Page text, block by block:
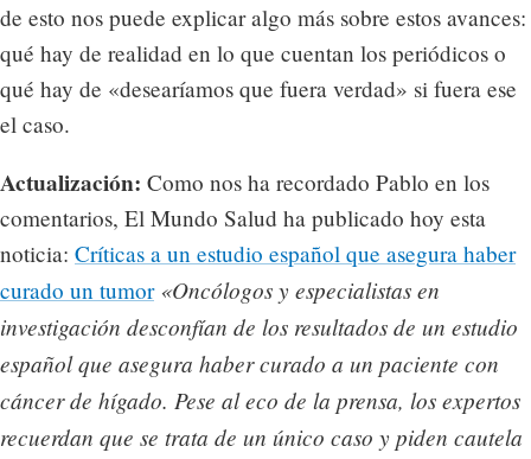
de esto nos puede explicar algo más sobre estos avances:
qué hay de realidad en lo que cuentan los periódicos o
qué hay de «desearíamos que fuera verdad» si fuera ese
el caso.
Actualización: Como nos ha recordado Pablo en los
comentarios, El Mundo Salud ha publicado hoy esta
noticia: Críticas a un estudio español que asegura haber
curado un tumor «Oncólogos y especialistas en
investigación desconfían de los resultados de un estudio
español que asegura haber curado a un paciente con
cáncer de hígado. Pese al eco de la prensa, los expertos
recuerdan que se trata de un único caso y piden cautela